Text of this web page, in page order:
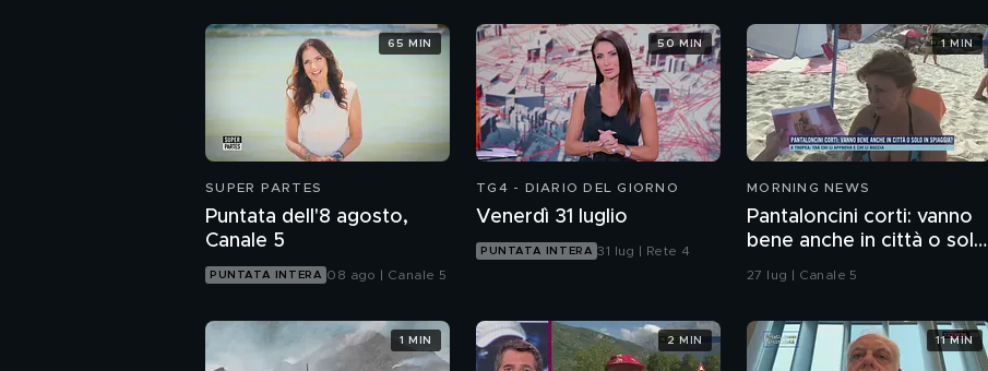
SUPER PARTES
Puntata dell'8 agosto,
Canale 5
PUNTATA INTERA 08 ago | Canale 5
65 MIN
TG4 - DIARIO DEL GIORNO
Venerdì 31 luglio
PUNTATA INTERA 31 lug | Rete 4
50 MIN
MORNING NEWS
Pantaloncini corti: vanno
bene anche in città o solo
in spiaggia?
27 lug | Canale 5
1 MIN
1 MIN 2 MIN 11 MIN